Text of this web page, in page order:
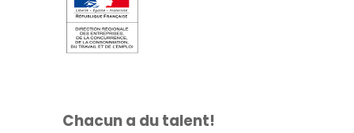
Chacun a du talent!